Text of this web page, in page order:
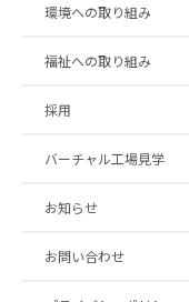
環境への取り組み
福祉への取り組み
採用
バーチャル工場見学
お知らせ
お問い合わせ